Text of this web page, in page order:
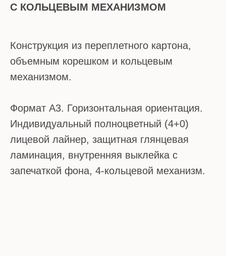
С КОЛЬЦЕВЫМ МЕХАНИЗМОМ
Конструкция из переплетного картона,
объемным корешком и кольцевым
механизмом.
Формат А3. Горизонтальная ориентация.
Индивидуальный полноцветный (4+0)
лицевой лайнер, защитная глянцевая
ламинация, внутренняя выклейка с
запечаткой фона, 4-кольцевой механизм.